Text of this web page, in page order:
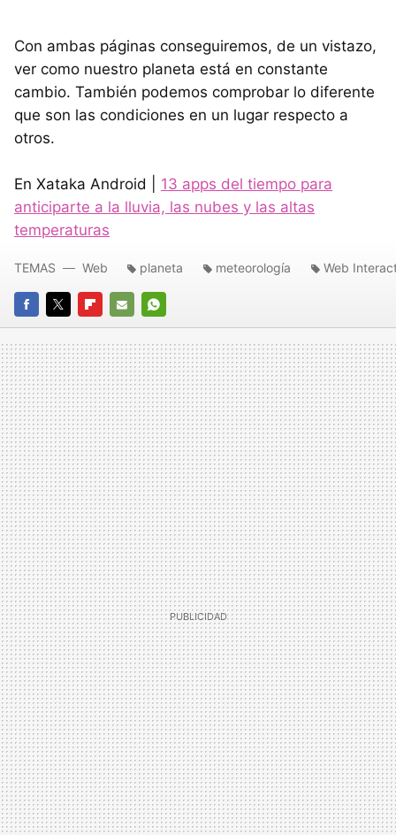
Con ambas páginas conseguiremos, de un vistazo,
ver como nuestro planeta está en constante
cambio. También podemos comprobar lo diferente
que son las condiciones en un lugar respecto a
otros.
En Xataka Android | 13 apps del tiempo para
anticiparte a la lluvia, las nubes y las altas
temperaturas
FACEBOOK
TWITTERFLIPBOARD
E-
MAIL
WHATSAPP
TEMAS Web planeta meteorología Web